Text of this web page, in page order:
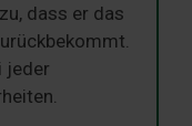
dass er das
jeder